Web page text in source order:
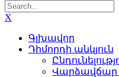
X
Գլխավոր
Դիմորդի անկյուն
Վարձավճար